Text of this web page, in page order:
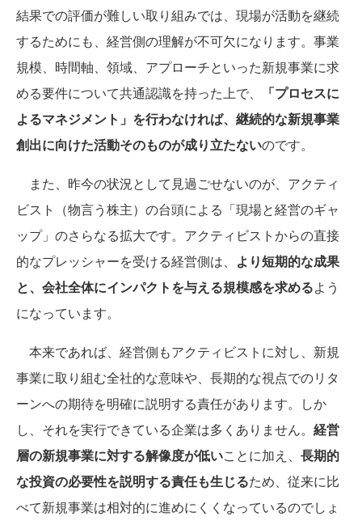
結果での評価が難しい取り組みでは、現場が活動を継続
するためにも、経営側の理解が不可欠になります。事業
規模、時間軸、領域、アプローチといった新規事業に求
める要件について共通認識を持った上で、
「プロセスに
よるマネジメント」を行わなければ、継続的な新規事業
創出に向けた活動そのものが成り立たないのです。
また、昨今の状況として見過ごせないのが、アクティ
ビスト（物言う株主）の台頭による「現場と経営のギャ
ップ」のさらなる拡大です。アクティビストからの直接
的なプレッシャーを受ける経営側は、 より短期的な成果
と、会社全体にインパクトを与える規模感を求めるよう
になっています。
本来であれば、経営側もアクティビストに対し、新規
事業に取り組む全社的な意味や、長期的な視点でのリタ
ーンへの期待を明確に説明する責任があります。しか
し、それを実行できている企業は多くありません。 経営
層の新規事業に対する解像度が低いことに加え、 長期的
な投資の必要性を説明する責任も生じるため、従来に比
べて新規事業は相対的に進めにくくなっているのでしょ